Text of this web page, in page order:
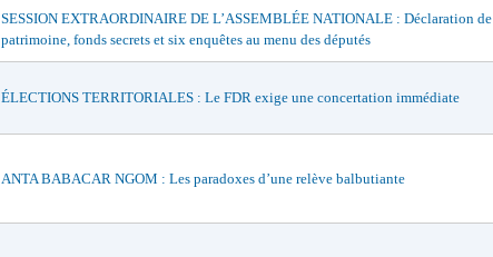
SESSION EXTRAORDINAIRE DE L’ASSEMBLÉE NATIONALE : Déclaration de
patrimoine, fonds secrets et six enquêtes au menu des députés
ÉLECTIONS TERRITORIALES : Le FDR exige une concertation immédiate
ANTA BABACAR NGOM : Les paradoxes d’une relève balbutiante